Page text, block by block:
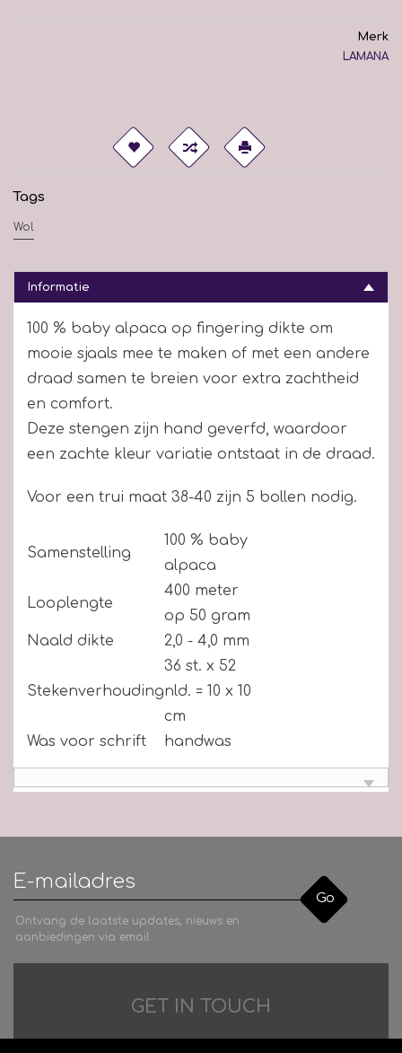
Merk
LAMANA
Tags
Wol
Informatie
100 % baby alpaca op fingering dikte om
mooie sjaals mee te maken of met een andere
draad samen te breien voor extra zachtheid
en comfort.
Deze stengen zijn hand geverfd, waardoor
een zachte kleur variatie ontstaat in de draad.
Voor een trui maat 38-40 zijn 5 bollen nodig.
Samenstelling
100 % baby
alpaca
Looplengte
400 meter
op 50 gram
Naald dikte
2,0 - 4,0 mm
Stekenverhouding
36 st. x 52
nld. = 10 x 10
cm
Was voor schrift
handwas
Go
Ontvang de laatste updates, nieuws en
aanbiedingen via email
GET IN TOUCH